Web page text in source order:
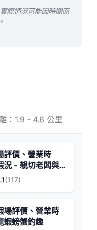
際情況可能因時間而
：1.9 - 4.6 公里
評價、營業時
況 - 親切老闆與
(117)
場評價、營業時
蝦螃蟹釣趣